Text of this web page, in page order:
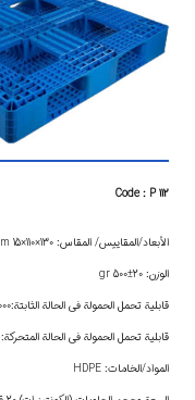
Code : P 112
الأبعاد/المقاييس/ المقاس: 130×110×15 cm
الوزن: 20±500 gr
قابلية تحمل الحمولة في الحالة الثابتة:6000 kg
قابلية تحمل الحمولة في الحالة المتحركة: 2000 kg
المواد/الخامات: HDPE